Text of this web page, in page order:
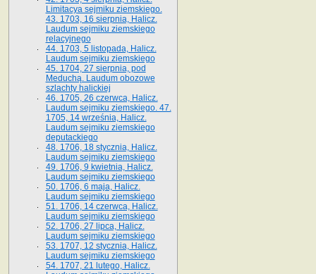
Limitacya sejmiku ziemskiego.
43. 1703, 16 sierpnia, Halicz.
Laudum sejmiku ziemskiego
relacyjnego
44. 1703, 5 listopada, Halicz.
Laudum sejmiku ziemskiego
45. 1704, 27 sierpnia, pod
Meduchą. Laudum obozowe
szlachty halickiej
46. 1705, 26 czerwca, Halicz.
Laudum sejmiku ziemskiego. 47.
1705, 14 września, Halicz.
Laudum sejmiku ziemskiego
deputackiego
48. 1706, 18 stycznia, Halicz.
Laudum sejmiku ziemskiego
49. 1706, 9 kwietnia, Halicz.
Laudum sejmiku ziemskiego
50. 1706, 6 maja, Halicz.
Laudum sejmiku ziemskiego
51. 1706, 14 czerwca, Halicz.
Laudum sejmiku ziemskiego
52. 1706, 27 lipca, Halicz.
Laudum sejmiku ziemskiego
53. 1707, 12 stycznia, Halicz.
Laudum sejmiku ziemskiego
54. 1707, 21 lutego, Halicz.